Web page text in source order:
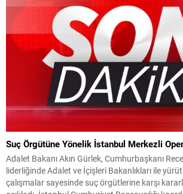
Suç Örgütüne Yönelik İstanbul Merkezli
Adalet Bakanı Akın Gürlek, Cumhurbaşkanı
liderliğinde Adalet ve İçişleri Bakanlıkları ile
çalışmalar sayesinde suç örgütlerine karşı